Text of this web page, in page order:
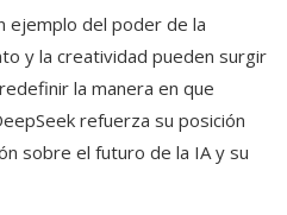
ejemplo del poder de la
y la creatividad pueden surgir
la manera en que
refuerza su posición
sobre el futuro de la IA y su